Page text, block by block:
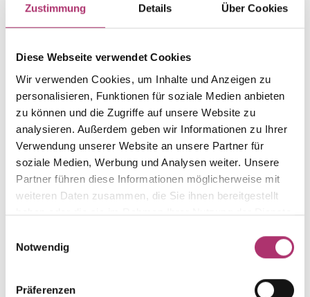
Zustimmung Details Über Cookies
Diese Webseite verwendet Cookies
Wir verwenden Cookies, um Inhalte und Anzeigen zu
personalisieren, Funktionen für soziale Medien anbieten
zu können und die Zugriffe auf unsere Website zu
analysieren. Außerdem geben wir Informationen zu Ihrer
Verwendung unserer Website an unsere Partner für
soziale Medien, Werbung und Analysen weiter. Unsere
Partner führen diese Informationen möglicherweise mit
weiteren Daten zusammen, die Sie ihnen bereitgestellt
haben oder die sie im Rahmen Ihrer Nutzung der Dienste
Notwendig
Präferenzen
Gewicht
Laufnummer
9010595805424
-
750
Weißgold
Steinfarbe
weiß
Steinart
Diamant
Stein
Brill.
Größe